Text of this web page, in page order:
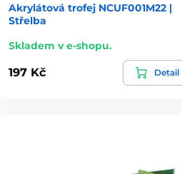
Akrylátová trofej NCUF001M22 |
Střelba
Skladem v e-shopu.
197 Kč Detail